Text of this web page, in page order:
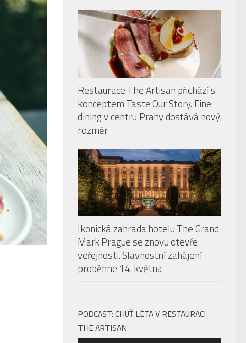
Restaurace The Artisan přichází s
konceptem Taste Our Story. Fine
dining v centru Prahy dostává nový
rozměr
Ikonická zahrada hotelu The Grand
Mark Prague se znovu otevře
veřejnosti. Slavnostní zahájení
proběhne 14. května
PODCAST: CHUŤ LÉTA V RESTAURACI
THE ARTISAN